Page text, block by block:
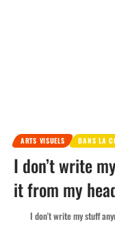
ARTS VISUELS DANS LA
I don’t write
it from my
I don't write my stuff